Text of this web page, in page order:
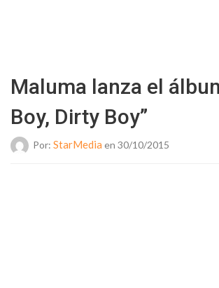
Maluma lanza el
Boy, Dirty Boy”
Por: StarMedia en 30/10/2015